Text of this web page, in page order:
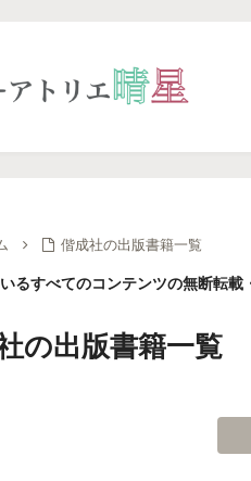
偕成社の出版書籍一覧
るすべてのコンテンツの無断転載
の出版書籍一覧